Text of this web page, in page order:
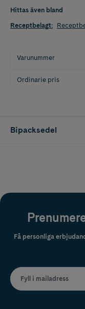
Hittas även bland
Receptbelagt:
Varunummer
Ordinarie pris
Bipacksedel
Få personliga
Fyll i mailadress